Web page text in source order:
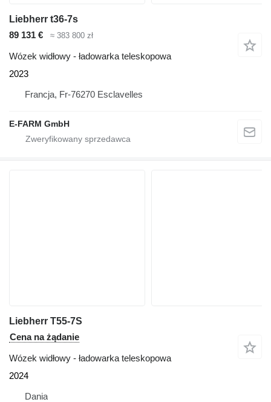
Liebherr t36-7s
89 131 €
≈ 383 800 zł
Wózek widłowy - ładowarka teleskopowa
2023
Francja, Fr-76270 Esclavelles
E-FARM GmbH
Liebherr T55-7S
Cena na żądanie
Wózek widłowy - ładowarka teleskopowa
2024
Dania